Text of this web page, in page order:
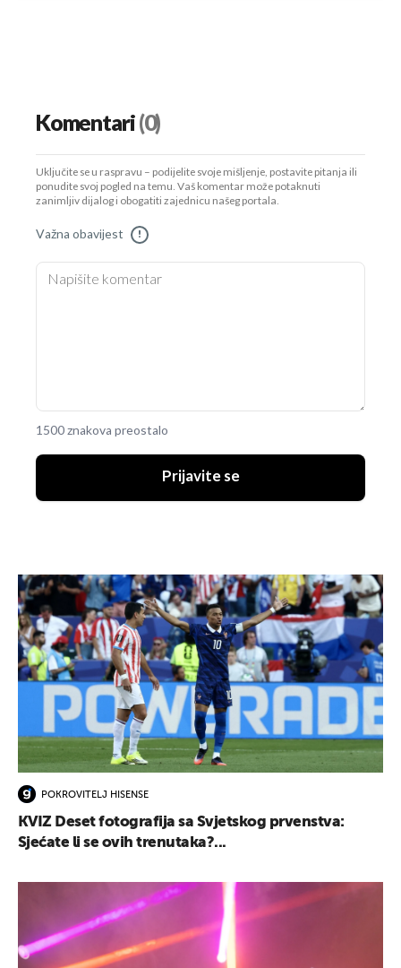
Komentari(0)
Uključite se u raspravu – podijelite svoje mišljenje, postavite pitanja ili
ponudite svoj pogled na temu. Vaš komentar može potaknuti
zanimljiv dijalog i obogatiti zajednicu našeg portala.
Važna obavijest !
1500 znakova preostalo
Prijavite se
POKROVITELJ HISENSE
KVIZ Deset fotografija sa Svjetskog prvenstva:
Sjećate li se ovih trenutaka?...